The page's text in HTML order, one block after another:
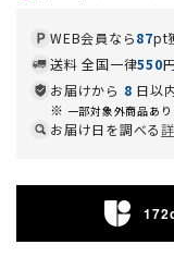
WEB会員なら87pt
送料 全国一律550
お届けから 8 日以
一部対象外商品あり
お届け日を調べる